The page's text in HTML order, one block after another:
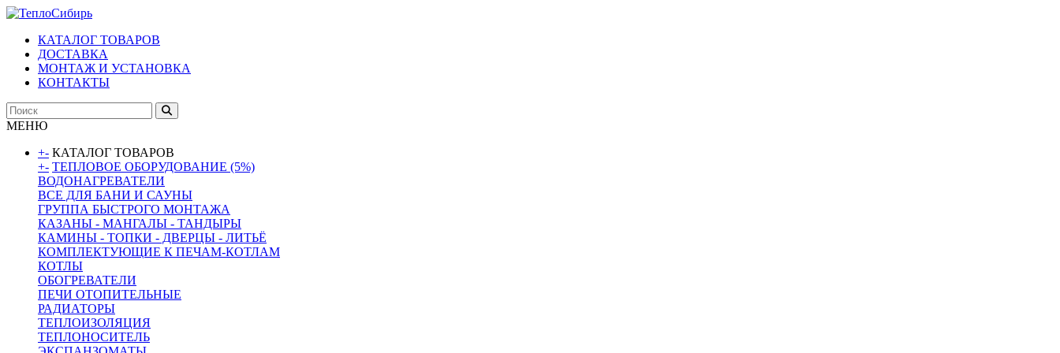
КАТАЛОГ ТОВАРОВ
ДОСТАВКА
МОНТАЖ И УСТАНОВКА
КОНТАКТЫ
МЕНЮ
+- КАТАЛОГ ТОВАРОВ
+- ТЕПЛОВОЕ ОБОРУДОВАНИЕ (5%)
ВОДОНАГРЕВАТЕЛИ
ВСЕ ДЛЯ БАНИ И САУНЫ
ГРУППА БЫСТРОГО МОНТАЖА
КАЗАНЫ - МАНГАЛЫ - ТАНДЫРЫ
КАМИНЫ - ТОПКИ - ДВЕРЦЫ - ЛИТЬЁ
КОМПЛЕКТУЮЩИЕ К ПЕЧАМ-КОТЛАМ
КОТЛЫ
ОБОГРЕВАТЕЛИ
ПЕЧИ ОТОПИТЕЛЬНЫЕ
РАДИАТОРЫ
ТЕПЛОИЗОЛЯЦИЯ
ТЕПЛОНОСИТЕЛЬ